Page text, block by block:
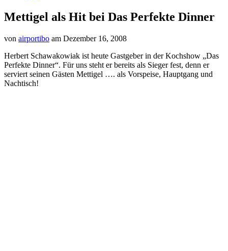
Mettigel als Hit bei Das Perfekte Dinner
von airportibo am Dezember 16, 2008
Herbert Schawakowiak ist heute Gastgeber in der Kochshow „Das
Perfekte Dinner“. Für uns steht er bereits als Sieger fest, denn er
serviert seinen Gästen Mettigel …. als Vorspeise, Hauptgang und
Nachtisch!